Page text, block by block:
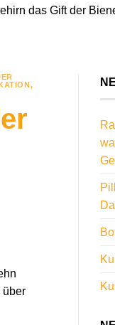
das Gift der
,
über